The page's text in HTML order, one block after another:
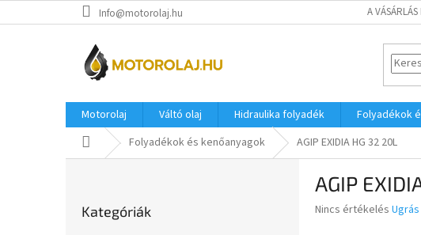
a
Info@motorolaj.hu A
Motorolaj Váltó olaj Hidraulika folyadék Folyadékok
KezdőlapFolyadékok és kenőanyagok AGIP EXIDIA HG 32 20L
átugrása
Kategóriák
AGIP
A
Nincs értékelés